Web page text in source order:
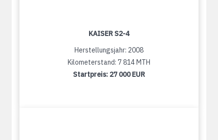
KAISER S2-4
Herstellungsjahr: 2008
Kilometerstand: 7 814 MTH
Startpreis: 27 000 EUR